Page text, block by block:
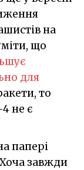
на
що
для
то
4 не є
папері
Хоча завжди